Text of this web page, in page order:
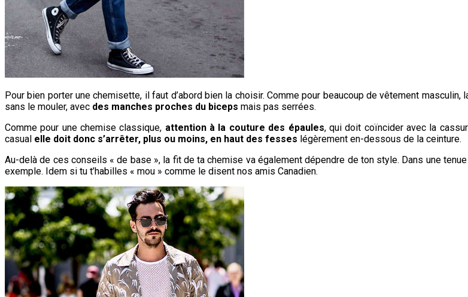
Pour bien porter une chemisette, il faut d’abord bien la choisir. Comme pour beaucoup de vêtement masculin,
sans le mouler, avec des manches proches du biceps mais pas serrées.
Comme pour une chemise classique, attention à la couture des épaules, qui doit coïncider avec la
casual elle doit donc s’arrêter, plus ou moins, en haut des fesses légèrement en-dessous de la ceinture.
Au-delà de ces conseils « de base », la fit de ta chemise va également dépendre de ton style. Dans une
exemple. Idem si tu t’habilles « mou » comme le disent nos amis Canadien.